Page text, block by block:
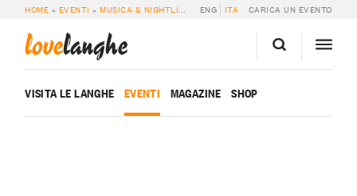
HOME » EVENTI »MUSICA & NIGHTLIFE COLLINE IN MUSICA: TRIO
ENG ITA CARICA UN EVENTO
lovelanghe
VISITA LE LANGHE EVENTI MAGAZINE SHOP